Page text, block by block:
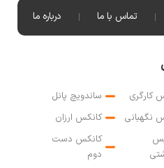
تماس با ما درباره ما
کارگری
نگهبانی
ساندویچ پانل
کانکس ارزان
کانکس دست
دوم